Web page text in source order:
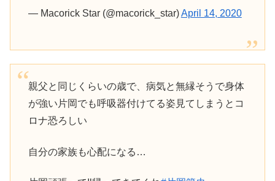
— Macorick Star (@macorick_star)April 14, 2020
親父と同じくらいの歳で、病気と無縁そうで身体
が強い片岡でも呼吸器付けてる姿見てしまうとコ
ロナ恐ろしい
自分の家族も心配になる…